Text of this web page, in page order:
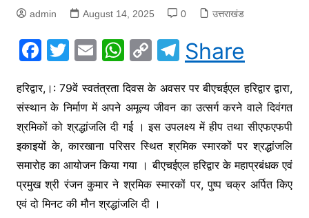
admin August 14, 2025 0 उत्तराखंड
F
c
e
b
o
o
k
T
itt
er
E
ai
l
W
at
s
A
p
p
C
p
y
Li
n
k
T
el
e
gr
a
m
Share
हरिद्वार,।: 79वें स्वतंत्रता दिवस के अवसर पर बीएचईएल हरिद्वार द्वारा,
संस्थान के निर्माण में अपने अमूल्य जीवन का उत्सर्ग करने वाले दिवंगत
श्रमिकों को श्रद्धांजलि दी गई । इस उपलक्ष्य में हीप तथा सीएफएफपी
इकाइयों के, कारखाना परिसर स्थित श्रमिक स्मारकों पर श्रद्धांजलि
समारोह का आयोजन किया गया । बीएचईएल हरिद्वार के महाप्रबंधक एवं
प्रमुख श्री रंजन कुमार ने श्रमिक स्मारकों पर, पुष्प चक्र अर्पित किए
एवं दो मिनट की मौन श्रद्धांजलि दी ।